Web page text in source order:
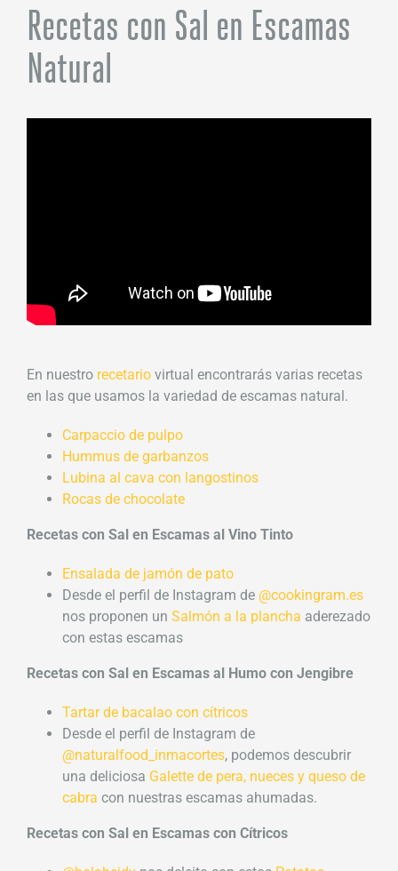
Recetas con Sal en Escamas
Natural
En nuestro recetario virtual encontrarás varias recetas
en las que usamos la variedad de escamas natural.
Carpaccio de pulpo
Hummus de garbanzos
Lubina al cava con langostinos
Rocas de chocolate
Recetas con Sal en Escamas al Vino Tinto
Ensalada de jamón de pato
Desde el perfil de Instagram de @cookingram.es
nos proponen un Salmón a la plancha aderezado
con estas escamas
Recetas con Sal en Escamas al Humo con Jengibre
Tartar de bacalao con cítricos
Desde el perfil de Instagram de
@naturalfood_inmacortes, podemos descubrir
una deliciosa Galette de pera, nueces y queso de
cabra con nuestras escamas ahumadas.
Recetas con Sal en Escamas con Cítricos